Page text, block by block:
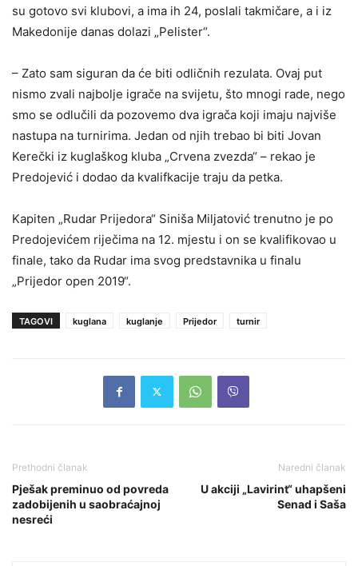
su gotovo svi klubovi, a ima ih 24, poslali takmičare, a i iz
Makedonije danas dolazi „Pelister“.
– Zato sam siguran da će biti odličnih rezulata. Ovaj put
nismo zvali najbolje igrače na svijetu, što mnogi rade, nego
smo se odlučili da pozovemo dva igrača koji imaju najviše
nastupa na turnirima. Jedan od njih trebao bi biti Jovan
Kerečki iz kuglaškog kluba „Crvena zvezda“ – rekao je
Predojević i dodao da kvalifkacije traju da petka.
Kapiten „Rudar Prijedora“ Siniša Miljatović trenutno je po
Predojevićem riječima na 12. mjestu i on se kvalifikovao u
finale, tako da Rudar ima svog predstavnika u finalu
„Prijedor open 2019“.
TAGOVI kuglana kuglanje Prijedor turnir
Prethodni članak
Pješak preminuo od povreda
zadobijenih u saobraćajnoj
nesreći
Naredni članak
U akciji „Lavirint“ uhapšeni
Senad i Saša